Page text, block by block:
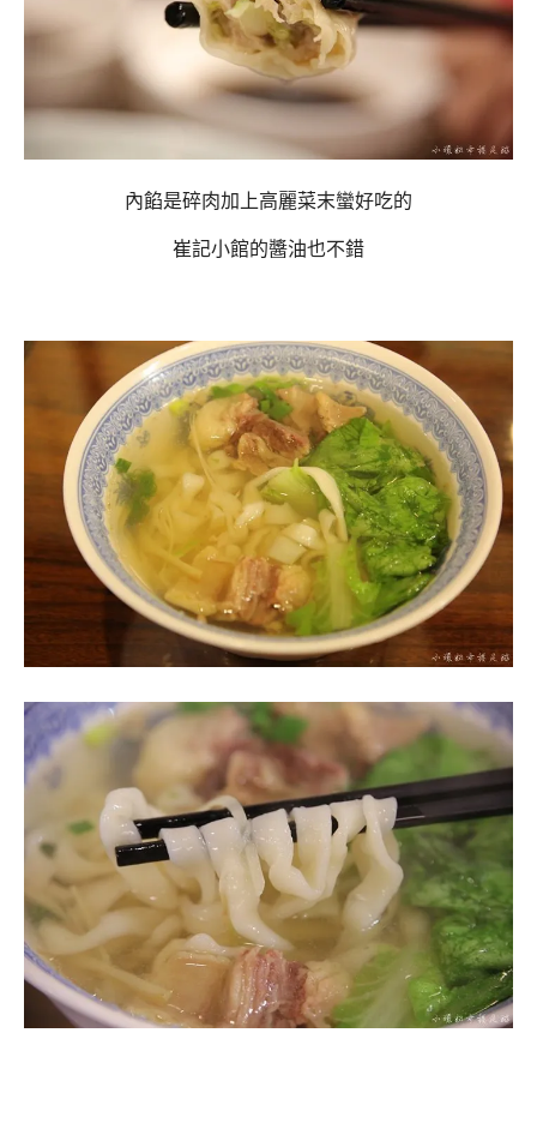
內餡是碎肉加上高麗菜末蠻好吃的
崔記小館的醬油也不錯